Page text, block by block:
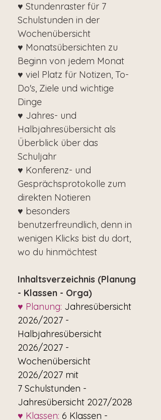
♥ Stundenraster für 7
Schulstunden in der
Wochenübersicht
♥ Monatsübersichten zu
Beginn von jedem Monat
♥ viel Platz für Notizen, To-
Do's, Ziele und wichtige
Dinge
♥ Jahres- und
Halbjahresübersicht als
Überblick über das
Schuljahr
♥ Konferenz- und
Gesprächsprotokolle zum
direkten Notieren
♥ besonders
benutzerfreundlich, denn in
wenigen Klicks bist du dort,
wo du hinmöchtest
Inhaltsverzeichnis (Planung
- Klassen - Orga)
♥ Planung: Jahresübersicht
2026/2027 -
Halbjahresübersicht
2026/2027 -
Wochenübersicht
2026/2027 mit
7 Schulstunden -
Jahresübersicht 2027/2028
♥ Klassen: 6 Klassen -